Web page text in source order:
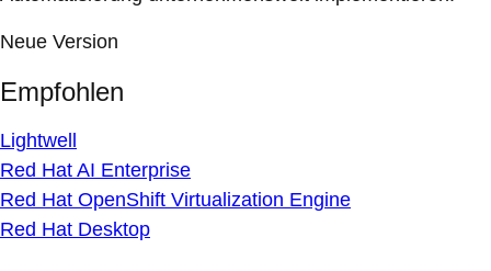
Neue Version
Empfohlen
Lightwell
Red Hat AI Enterprise
Red Hat OpenShift Virtualization Engine
Red Hat Desktop